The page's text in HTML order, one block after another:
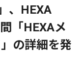
、HEXA
「HEXAメ
の詳細を発